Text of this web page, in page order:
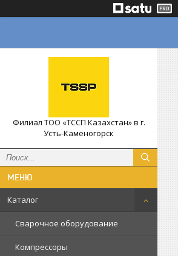
Филиал ТОО «ТССП Казахстан» в г.
Усть-Каменогорск
Каталог
Сварочное оборудование
Компрессоры